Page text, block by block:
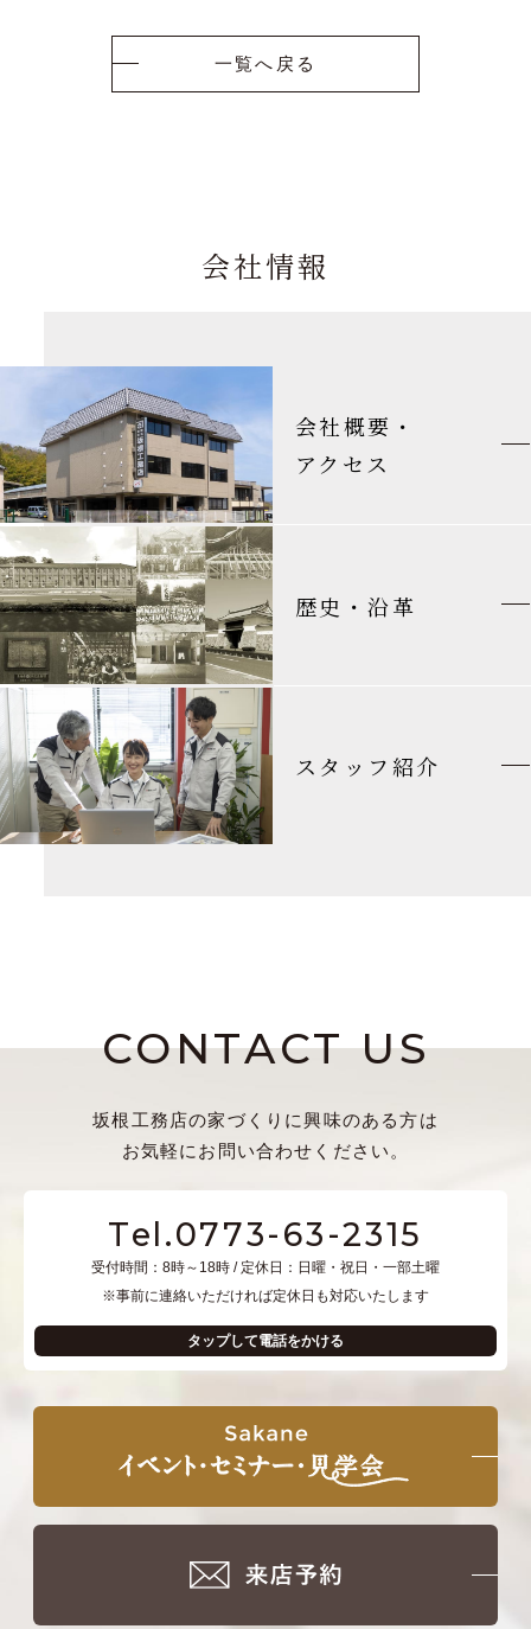
一覧へ戻る
会社情報
会社概要・
アクセス
歴史・沿革
スタッフ紹介
CONTACT US
坂根工務店の家づくりに興味のある方は
お気軽にお問い合わせください。
Tel.0773-63-2315
受付時間：8時～18時 / 定休日：日曜・祝日・一部土曜
※事前に連絡いただければ定休日も対応いたします
タップして電話をかける